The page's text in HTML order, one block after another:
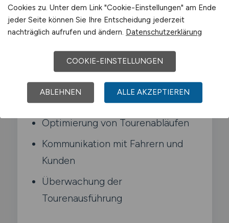
Typische Aufgaben in Meckenheim
Fahrzeugtouren
Berücksichtigung von Lenk- und
Ruhezeiten
Optimierung von Tourenabläufen
Kommunikation mit Fahrern und
Kunden
Überwachung der
Tourenausführung
Cookies zu. Unter dem Link "Cookie-Einstellungen" am Ende
jeder Seite können Sie Ihre Entscheidung jederzeit
nachträglich aufrufen und ändern. Datenschutzerklärung
COOKIE-EINSTELLUNGEN
ABLEHNEN ALLE AKZEPTIEREN